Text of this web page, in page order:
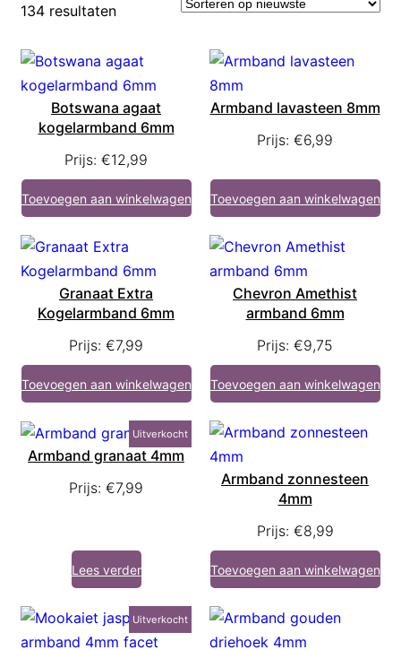
134 resultaten
Botswana agaat
kogelarmband 6mm
Prijs: €12,99
Toevoegen aan winkelwagen
Armband lavasteen 8mm
Prijs: €6,99
Toevoegen aan winkelwagen
Granaat Extra
Kogelarmband 6mm
Prijs: €7,99
Toevoegen aan winkelwagen
Chevron Amethist
armband 6mm
Prijs: €9,75
Toevoegen aan winkelwagen
Uitverkocht
Armband granaat 4mm
Prijs: €7,99
Lees verder
Armband zonnesteen
4mm
Prijs: €8,99
Toevoegen aan winkelwagen
Uitverkocht